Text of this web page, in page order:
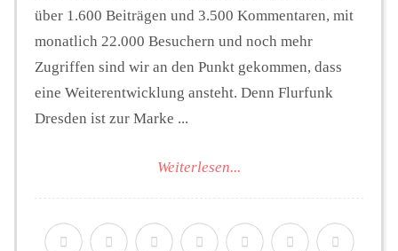
Unterstützen
über 1.600 Beiträgen und 3.500 Kommentaren, mit
monatlich 22.000 Besuchern und noch mehr
Zugriffen sind wir an den Punkt gekommen, dass
eine Weiterentwicklung ansteht. Denn Flurfunk
Dresden ist zur Marke ...
Weiterlesen...